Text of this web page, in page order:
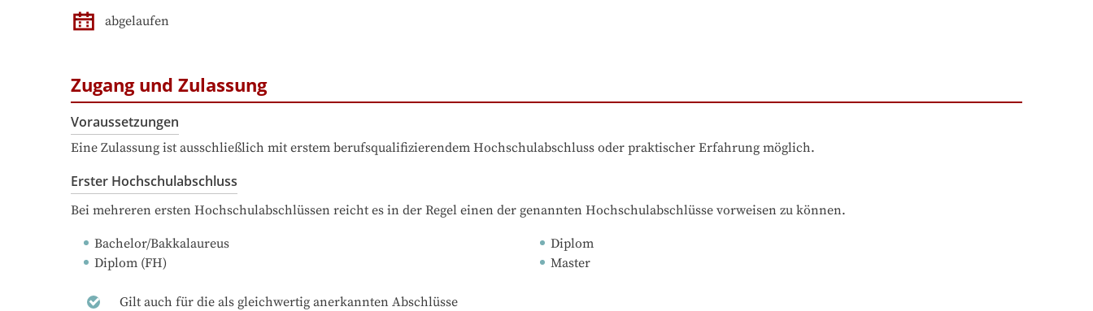
abgelaufen
Zugang und Zulassung
Voraussetzungen
Eine Zulassung ist ausschließlich mit erstem berufsqualifizierendem Hochschulabschluss oder praktischer Erfahrung möglich.
Erster Hochschulabschluss
Bei mehreren ersten Hochschulabschlüssen reicht es in der Regel einen der genannten Hochschulabschlüsse vorweisen zu können.
Bachelor/Bakkalaureus
Diplom
Diplom (FH)
Master
Gilt auch für die als gleichwertig anerkannten Abschlüsse